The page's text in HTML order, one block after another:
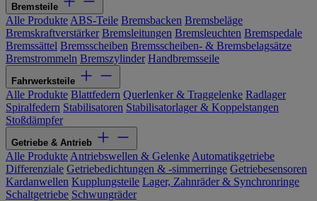
Bremsteile
Alle Produkte ABS-Teile Bremsbacken Bremsbeläge
Bremskraftverstärker Bremsleitungen Bremsleuchten Bremspedale
Bremssättel Bremsscheiben Bremsscheiben- & Bremsbelagsätze
Bremstrommeln Bremszylinder Handbremsseile
Fahrwerksteile
Alle Produkte Blattfedern Querlenker & Traggelenke Radlager
Spiralfedern Stabilisatoren Stabilisatorlager & Koppelstangen
Stoßdämpfer
Getriebe & Antrieb
Alle Produkte Antriebswellen & Gelenke Automatikgetriebe
Differenziale Getriebedichtungen & -simmerringe Getriebesensoren
Kardanwellen Kupplungsteile Lager, Zahnräder & Synchronringe
Schaltgetriebe Schwungräder